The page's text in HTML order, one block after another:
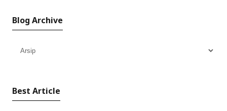
Blog Archive
Best Article